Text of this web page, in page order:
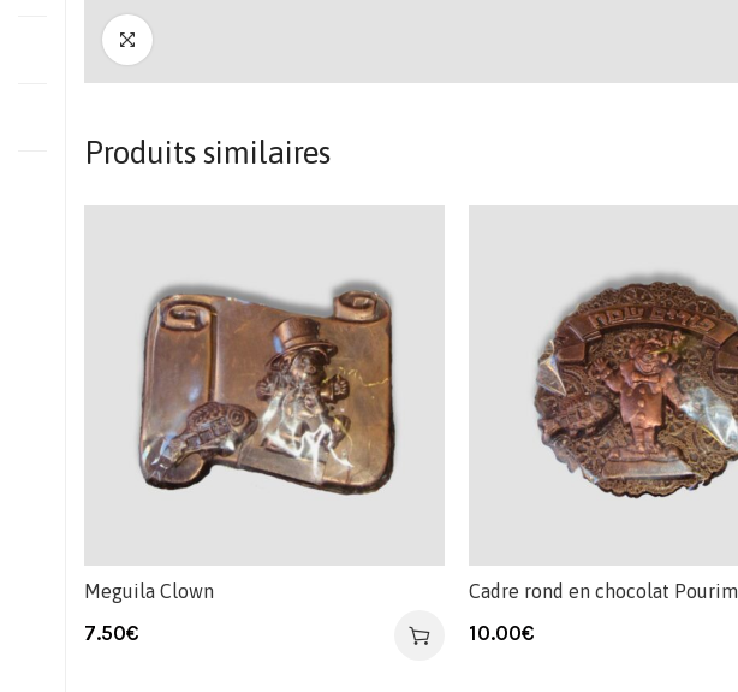
Produits similaires
Meguila Clown
7.50€
Cadre rond en chocolat Pourim
10.00€